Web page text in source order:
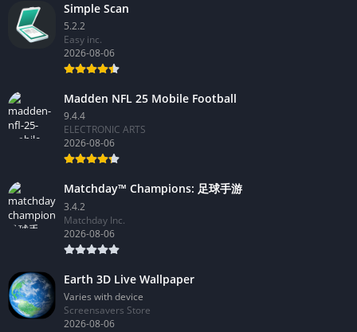
Simple Scan
5.2.2
Easy inc.
2026-08-06
Madden NFL 25 Mobile Football
9.4.4
ELECTRONIC ARTS
2026-08-06
Matchday™ Champions: 足球手游
3.4.2
Matchday Inc.
2026-08-06
Earth 3D Live Wallpaper
Varies with device
Screensavers Store
2026-08-06